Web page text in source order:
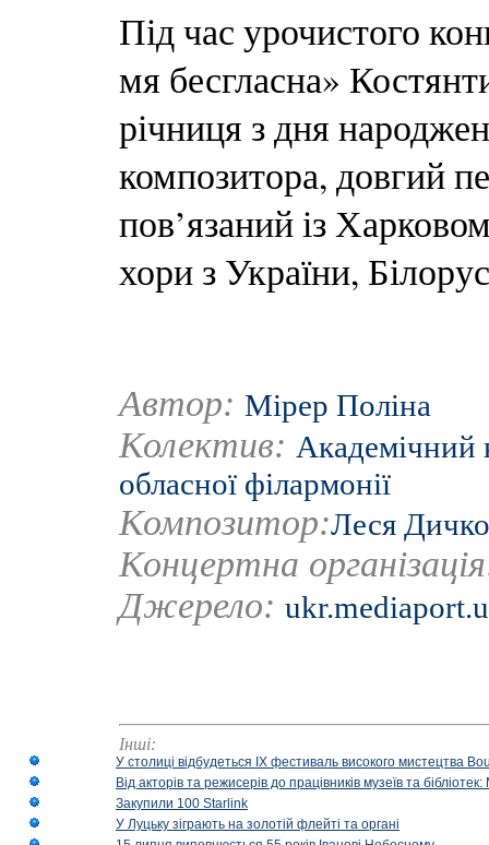
Під час урочистого
мя бесгласна»
річниця з дня
композитора, довгий
пов’язаний із
хори з України,
Автор: Мірер Поліна
Колектив: Академічний
обласної філармонії
Композитор:Леся Дичко
Концертна
Джерело:
Інші:
У столиці відбудеться IX фестиваль високого мистецтва
Від акторів та режисерів до працівників музеїв та
Закупили 100 Starlink
У Луцьку зіграють на золотій флейті та органі